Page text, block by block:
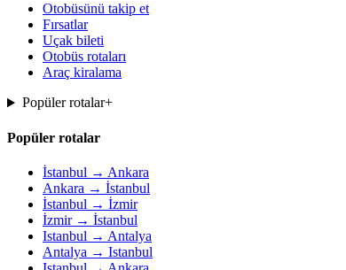
Otobüsünü takip et
Fırsatlar
Uçak bileti
Otobüs rotaları
Araç kiralama
Popüler rotalar+
Popüler rotalar
İstanbul → Ankara
Ankara → İstanbul
İstanbul → İzmir
İzmir → İstanbul
Istanbul → Antalya
Antalya → Istanbul